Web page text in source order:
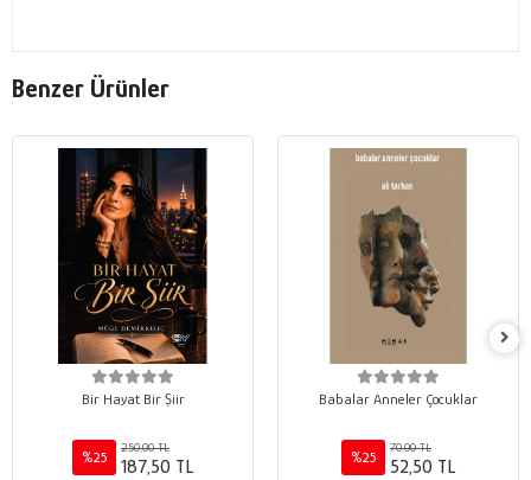
Benzer Ürünler
Bir Hayat Bir Şiir
%25
250,00 TL
187,50 TL
Babalar Anneler Çocuklar
%25
70,00 TL
52,50 TL